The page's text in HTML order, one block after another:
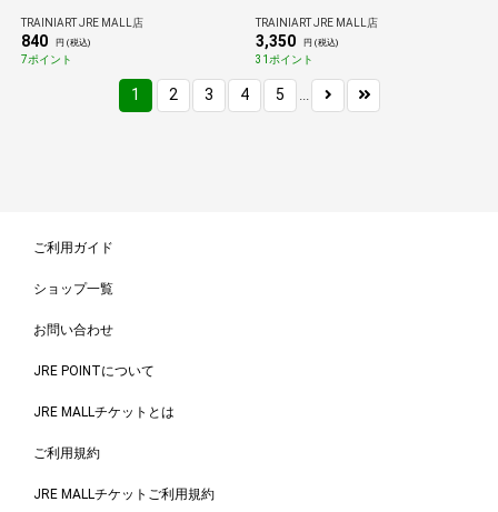
TRAINIART JRE MALL店
840 円 (税込)
7ポイント
TRAINIART JRE MALL店
3,350 円 (税込)
31ポイント
1 2 3 4 5
ご利用ガイド
ショップ一覧
お問い合わせ
JRE POINTについて
JRE MALLチケットとは
ご利用規約
JRE MALLチケットご利用規約